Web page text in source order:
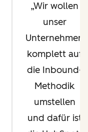
Wir wollen
unser
Unternehmen
komplett auf
die Inbound-
Methodik
umstellen
und dafür ist